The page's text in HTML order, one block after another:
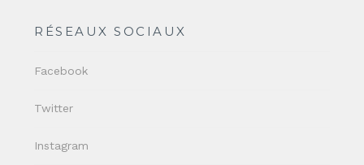
RÉSEAUX SOCIAUX
Facebook
Twitter
Instagram